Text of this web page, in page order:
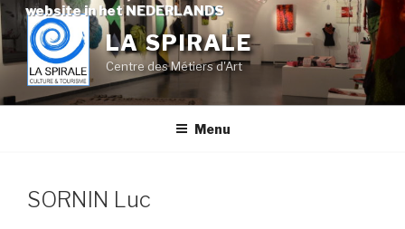
website in het NEDERLANDS
Skip
to
content
LA SPIRALE
Centre des Métiers d'Art
Menu
SORNIN Luc